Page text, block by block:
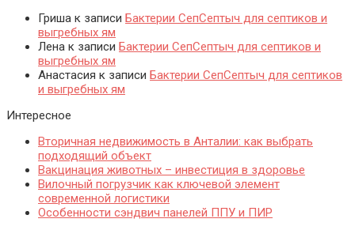
Гриша к записи Бактерии СепСептыч для септиков и
выгребных ям
Лена к записи Бактерии СепСептыч для септиков и
выгребных ям
Анастасия к записи Бактерии СепСептыч для септиков
и выгребных ям
Интересное
Вторичная недвижимость в Анталии: как выбрать
подходящий объект
Вакцинация животных – инвестиция в здоровье
Вилочный погрузчик как ключевой элемент
современной логистики
Особенности сэндвич панелей ППУ и ПИР